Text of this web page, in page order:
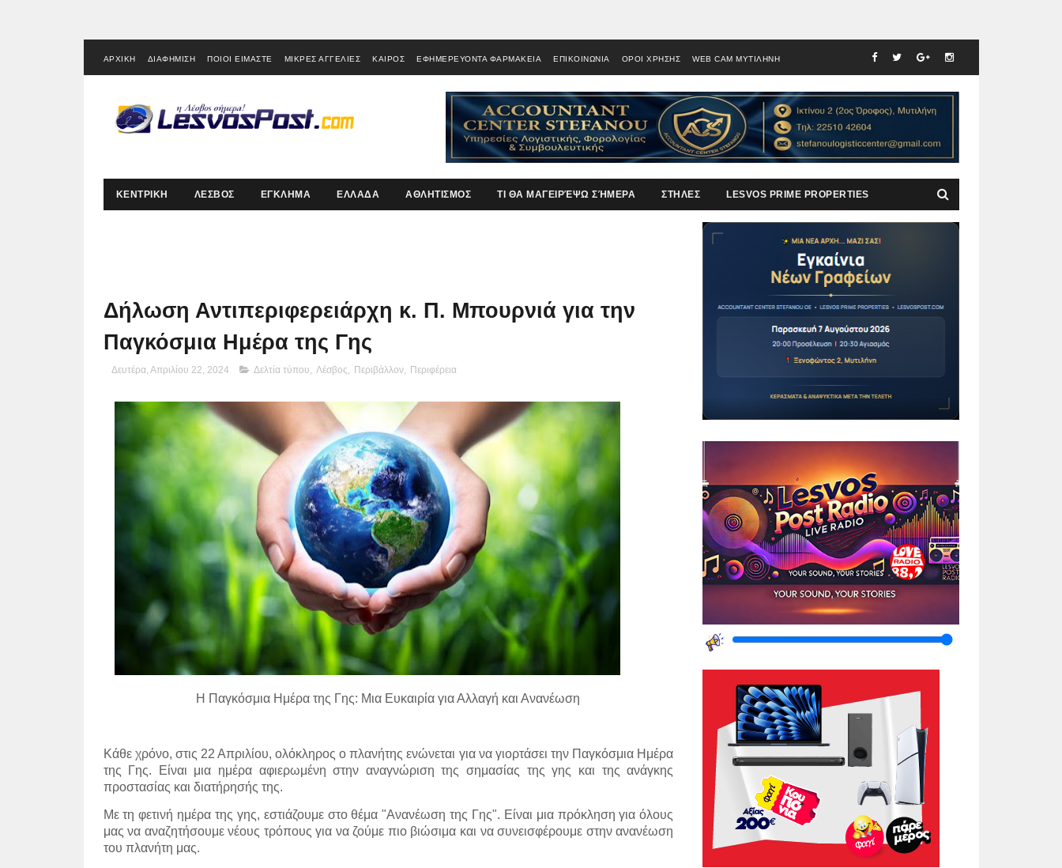
ΑΡΧΙΚΗ ΔΙΑΦΗΜΙΣΗ ΠΟΙΟΙ ΕΙΜΑΣΤΕ ΜΙΚΡΕΣ ΑΓΓΕΛΙΕΣ ΚΑΙΡΟΣ ΕΦΗΜΕΡΕΥΟΝΤΑ ΦΑΡΜΑΚΕΙΑ ΕΠΙΚΟΙΝΩΝΙΑ ΟΡΟΙ ΧΡΗΣΗΣ WEB CAM ΜΥΤΙΛΗΝΗ
ΚΕΝΤΡΙΚΗ ΛΕΣΒΟΣ ΕΓΚΛΗΜΑ ΕΛΛΑΔΑ ΑΘΛΗΤΙΣΜΟΣ ΤΙ ΘΑ ΜΑΓΕΙΡΈΨΩ ΣΉΜΕΡΑ ΣΤΗΛΕΣ LESVOS PRIME PROPERTIES
Δήλωση Αντιπεριφερειάρχη κ. Π. Μπουρνιά για την
Παγκόσμια Ημέρα της Γης
Δευτέρα, Απριλίου 22, 2024 Δελτία τύπου, Λέσβος, Περιβάλλον, Περιφέρεια
Η Παγκόσμια Ημέρα της Γης: Μια Ευκαιρία για Αλλαγή και Ανανέωση
Κάθε χρόνο, στις 22 Απριλίου, ολόκληρος ο πλανήτης ενώνεται για να γιορτάσει την Παγκόσμια Ημέρα
της Γης. Είναι μια ημέρα αφιερωμένη στην αναγνώριση της σημασίας της γης και της ανάγκης
προστασίας και διατήρησής της.
Με τη φετινή ημέρα της γης, εστιάζουμε στο θέμα "Ανανέωση της Γης". Είναι μια πρόκληση για όλους
μας να αναζητήσουμε νέους τρόπους για να ζούμε πιο βιώσιμα και να συνεισφέρουμε στην ανανέωση
του πλανήτη μας.